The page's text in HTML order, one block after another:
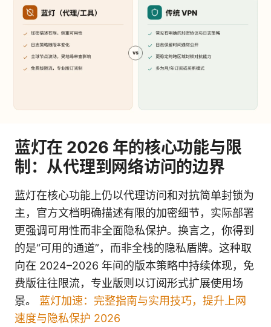
蓝灯在 2026 年的核心功能与限
制：从代理到网络访问的边界
蓝灯在核心功能上仍以代理访问和对抗简单封锁为
主，官方文档明确描述有限的加密细节，实际部署
更强调可用性而非全面隐私保护。换言之，你得到
的是“可用的通道”，而非全栈的隐私盾牌。这种取
向在 2024–2026 年间的版本策略中持续体现，免
费版往往限流，专业版则以订阅形式扩展使用场
景。 蓝灯加速：完整指南与实用技巧，提升上网
速度与隐私保护 2026